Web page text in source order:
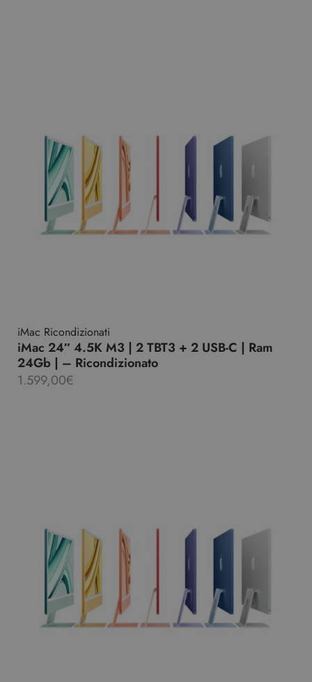
iMac Ricondizionati
iMac 24″ 4.5K M3 | 2 TBT3 + 2 USB-C | Ram
24Gb | – Ricondizionato
1.599,00€